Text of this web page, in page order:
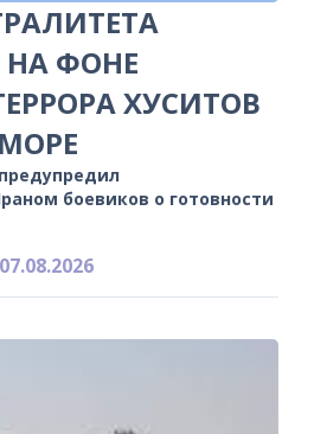
ФОНЕ
ХУСИТОВ
боевиков о готовности
07.08.2026